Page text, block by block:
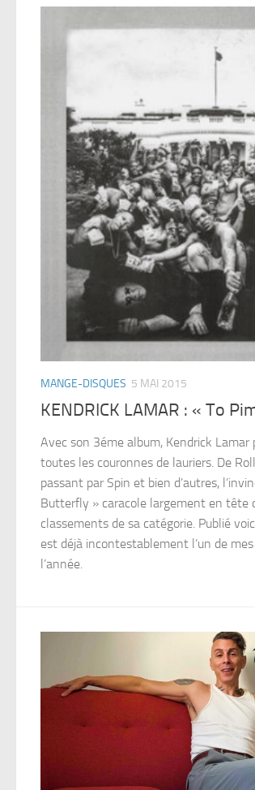
MANGE-DISQUES 5 MAI 2015
KENDRICK LAMAR : « To
Avec son 3éme album, Kendrick
toutes les couronnes de lauriers. De
passant par Spin et bien d’autres,
Butterfly » caracole largement en tête
classements de sa catégorie. Publié
est déjà incontestablement l’un de
l’année.